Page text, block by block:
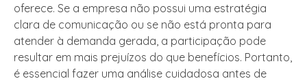
oferece. Se a empresa não possui uma estratégia
clara de comunicação ou se não está pronta para
atender à demanda gerada, a participação pode
resultar em mais prejuízos do que benefícios. Portanto,
é essencial fazer uma análise cuidadosa antes de